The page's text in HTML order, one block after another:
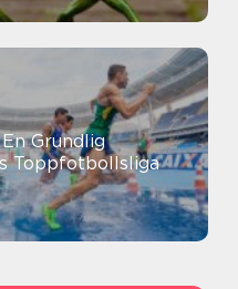
Grundlig
Toppfotbollsliga